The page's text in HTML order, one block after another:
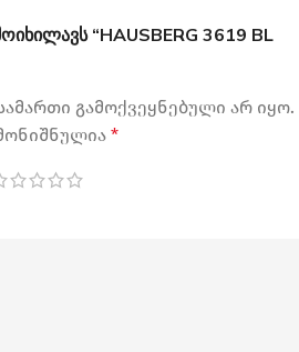
“HAUSBERG 3619 BL
გამოქვეყნებული არ იყო.
*